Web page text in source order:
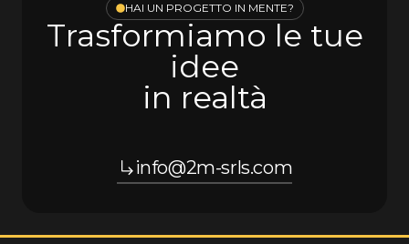
HAI UN PROGETTO IN MENTE?
Trasformiamo le tue
idee
in realtà
info@2m-srls.com